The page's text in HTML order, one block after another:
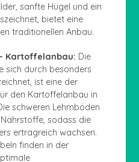
sanfte Hügel und ein
bietet eine
traditionellen Anbau.
Kartoffelanbau: Die
sich durch besonders
ist eine der
den Kartoffelanbau in
schweren Lehmböden
sodass die
ertragreich wachsen.
finden in der